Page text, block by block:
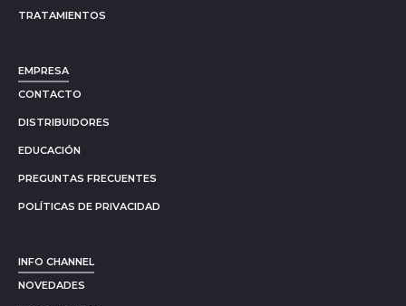
TRATAMIENTOS
EMPRESA
CONTACTO
DISTRIBUIDORES
EDUCACIÓN
PREGUNTAS FRECUENTES
POLÍTICAS DE PRIVACIDAD
INFO CHANNEL
NOVEDADES